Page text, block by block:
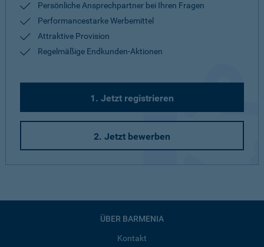
Persönliche Ansprechpartner bei Ihren Fragen
Performancestarke Werbemittel
Attraktive Provision
Regelmäßige Endkunden-Aktionen
1. Jetzt registrieren
2. Jetzt bewerben
ÜBER BARMENIA
Kontakt